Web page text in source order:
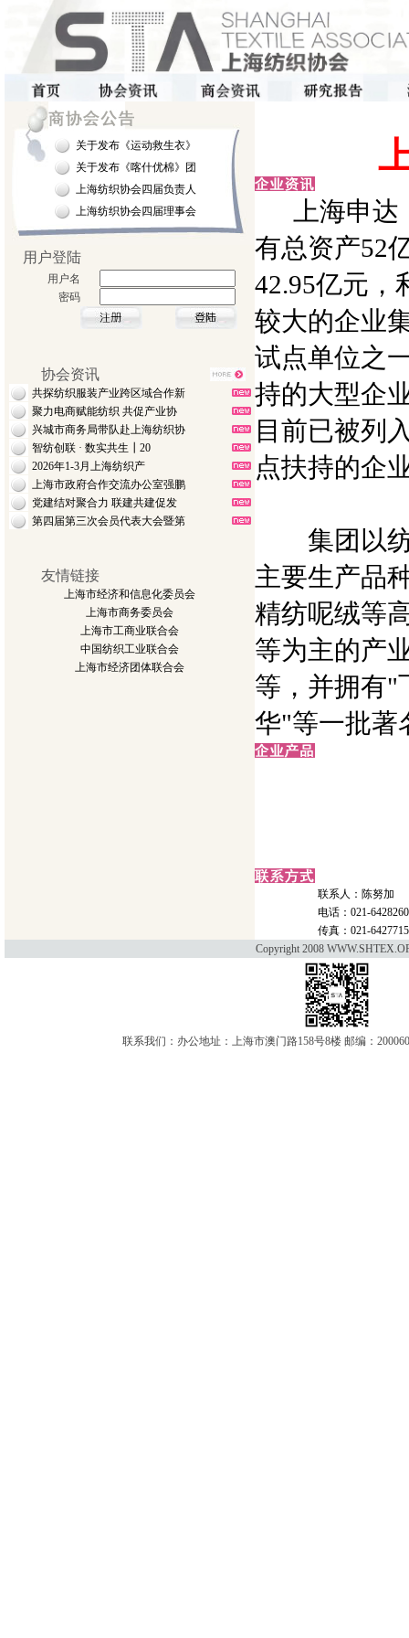
关于发布《运动救生衣》
关于发布《喀什优棉》团
上海纺织协会四届负责人
上海纺织协会四届理事会
用户登陆
用户名
密码
协会资讯
共探纺织服装产业跨区域合作新
聚力电商赋能纺织 共促产业协
兴城市商务局带队赴上海纺织协
智纺创联 · 数实共生┃20
2026年1-3月上海纺织产
上海市政府合作交流办公室强鹏
党建结对聚合力 联建共建促发
第四届第三次会员代表大会暨第
友情链接
上海市经济和信息化委员会
上海市商务委员会
上海市工商业联合会
中国纺织工业联合会
上海市经济团体联合会
上海申达
有总资产52
42.95亿元，
较大的企业
试点单位之
持的大型企
目前已被列
点扶持的企
集团以纺
主要生产品
精纺呢绒等
等为主的产
等，并拥有
华"等一批著
联系人：陈努加
电话：021-
传真：021-
Copyright 2008
联系我们：办公地址：上海市澳门路158号8楼 邮编：